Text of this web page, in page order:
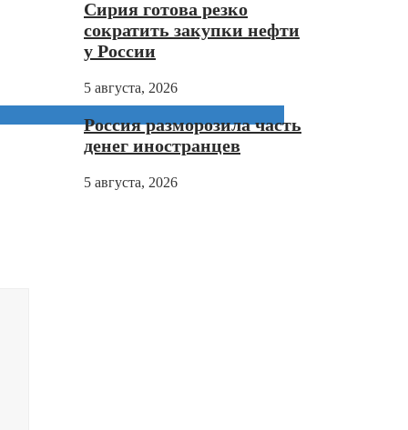
Сирия готова резко
сократить закупки нефти
у России
5 августа, 2026
Россия разморозила часть
денег иностранцев
5 августа, 2026